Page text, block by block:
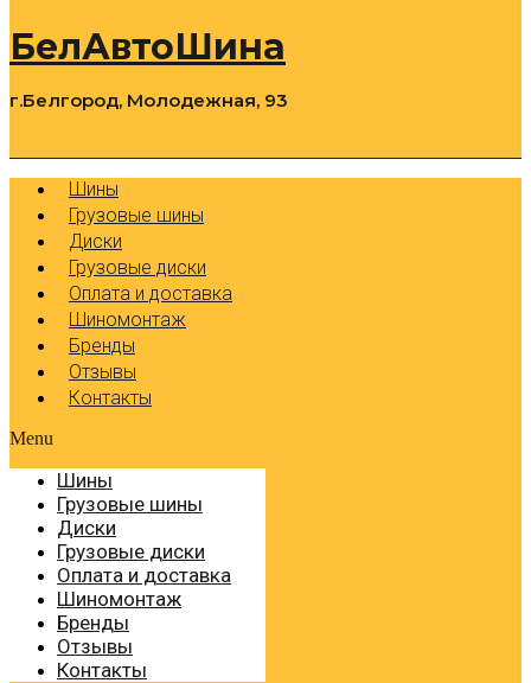
БелАвтоШина
г.Белгород, Молодежная, 93
Шины
Грузовые шины
Диски
Грузовые диски
Оплата и доставка
Шиномонтаж
Бренды
Отзывы
Контакты
Menu
Шины
Грузовые шины
Диски
Грузовые диски
Оплата и доставка
Шиномонтаж
Бренды
Отзывы
Контакты